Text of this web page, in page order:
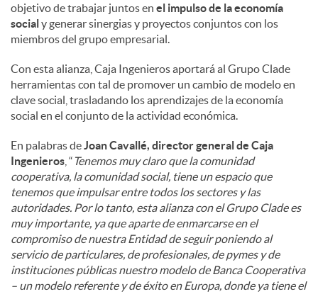
s
objetivo de trabajar juntos en el impulso de la economía
socialy generar sinergias y proyectos conjuntos con los
miembros del grupo empresarial.
Con esta alianza, Caja Ingenieros aportará al Grupo Clade
herramientas con tal de promover un cambio de modelo en
clave social, trasladando los aprendizajes de la economía
social en el conjunto de la actividad económica.
En palabras deJoan Cavallé, director general de Caja
Ingenieros , “ Tenemos muy claro que la comunidad
cooperativa, la comunidad social, tiene un espacio que
tenemos que impulsar entre todos los sectores y las
autoridades. Por lo tanto, esta alianza con el Grupo Clade es
muy importante, ya que aparte de enmarcarse en el
compromiso de nuestra Entidad de seguir poniendo al
servicio de particulares, de profesionales, de pymes y de
instituciones públicas nuestro modelo de Banca Cooperativa
– un modelo referente y de éxito en Europa, donde ya tiene el